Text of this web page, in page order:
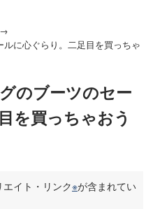
に心ぐらり。二足目を買っちゃ
のブーツのセー
を買っちゃおう
イト・リンク※が含まれてい